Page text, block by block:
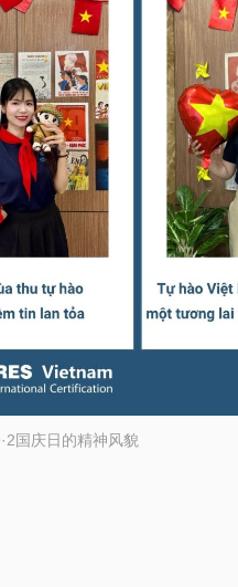
国庆日的精神风貌